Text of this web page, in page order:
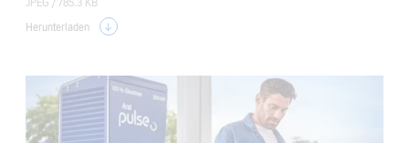
JPEG / 785.3 KB
Herunterladen